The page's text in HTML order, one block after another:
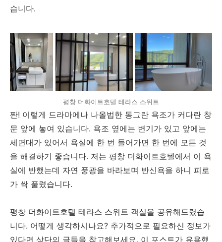
습니다.
평창 더화이트호텔 테라스 스위트
짠! 이렇게 드라마에나 나올법한 동그란 욕조가 커다란 창
문 앞에 놓여 있습니다. 욕조 옆에는 변기가 있고 앞에는
세면대가 있어서 욕실에 한 번 들어가면 한 번에 모든 것
을 해결하기 좋습니다. 저는 평창 더화이트호텔에서 이 욕
실에 반했는데 자연 풍광을 바라보며 반신욕을 하니 피로
가 싹 풀렸습니다.
평창 더화이트호텔 테라스 스위트 객실을 공유해드렸습
니다. 어떻게 생각하시나요? 추가적으로 필요하신 정보가
있다면 상단의 글들을 참고해보세요. 이 포스트가 유용했